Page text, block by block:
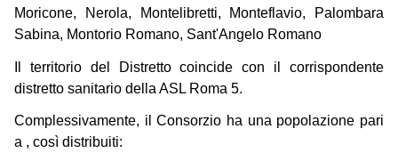
Moricone, Nerola, Montelibretti, Monteflavio, Palombara
Sabina, Montorio Romano, Sant'Angelo Romano
Il territorio del Distretto coincide con il corrispondente
distretto sanitario della ASL Roma 5.
Complessivamente, il Consorzio ha una popolazione pari
a , così distribuiti: